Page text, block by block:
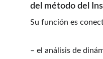
del método del
Su función es
– el análisis de